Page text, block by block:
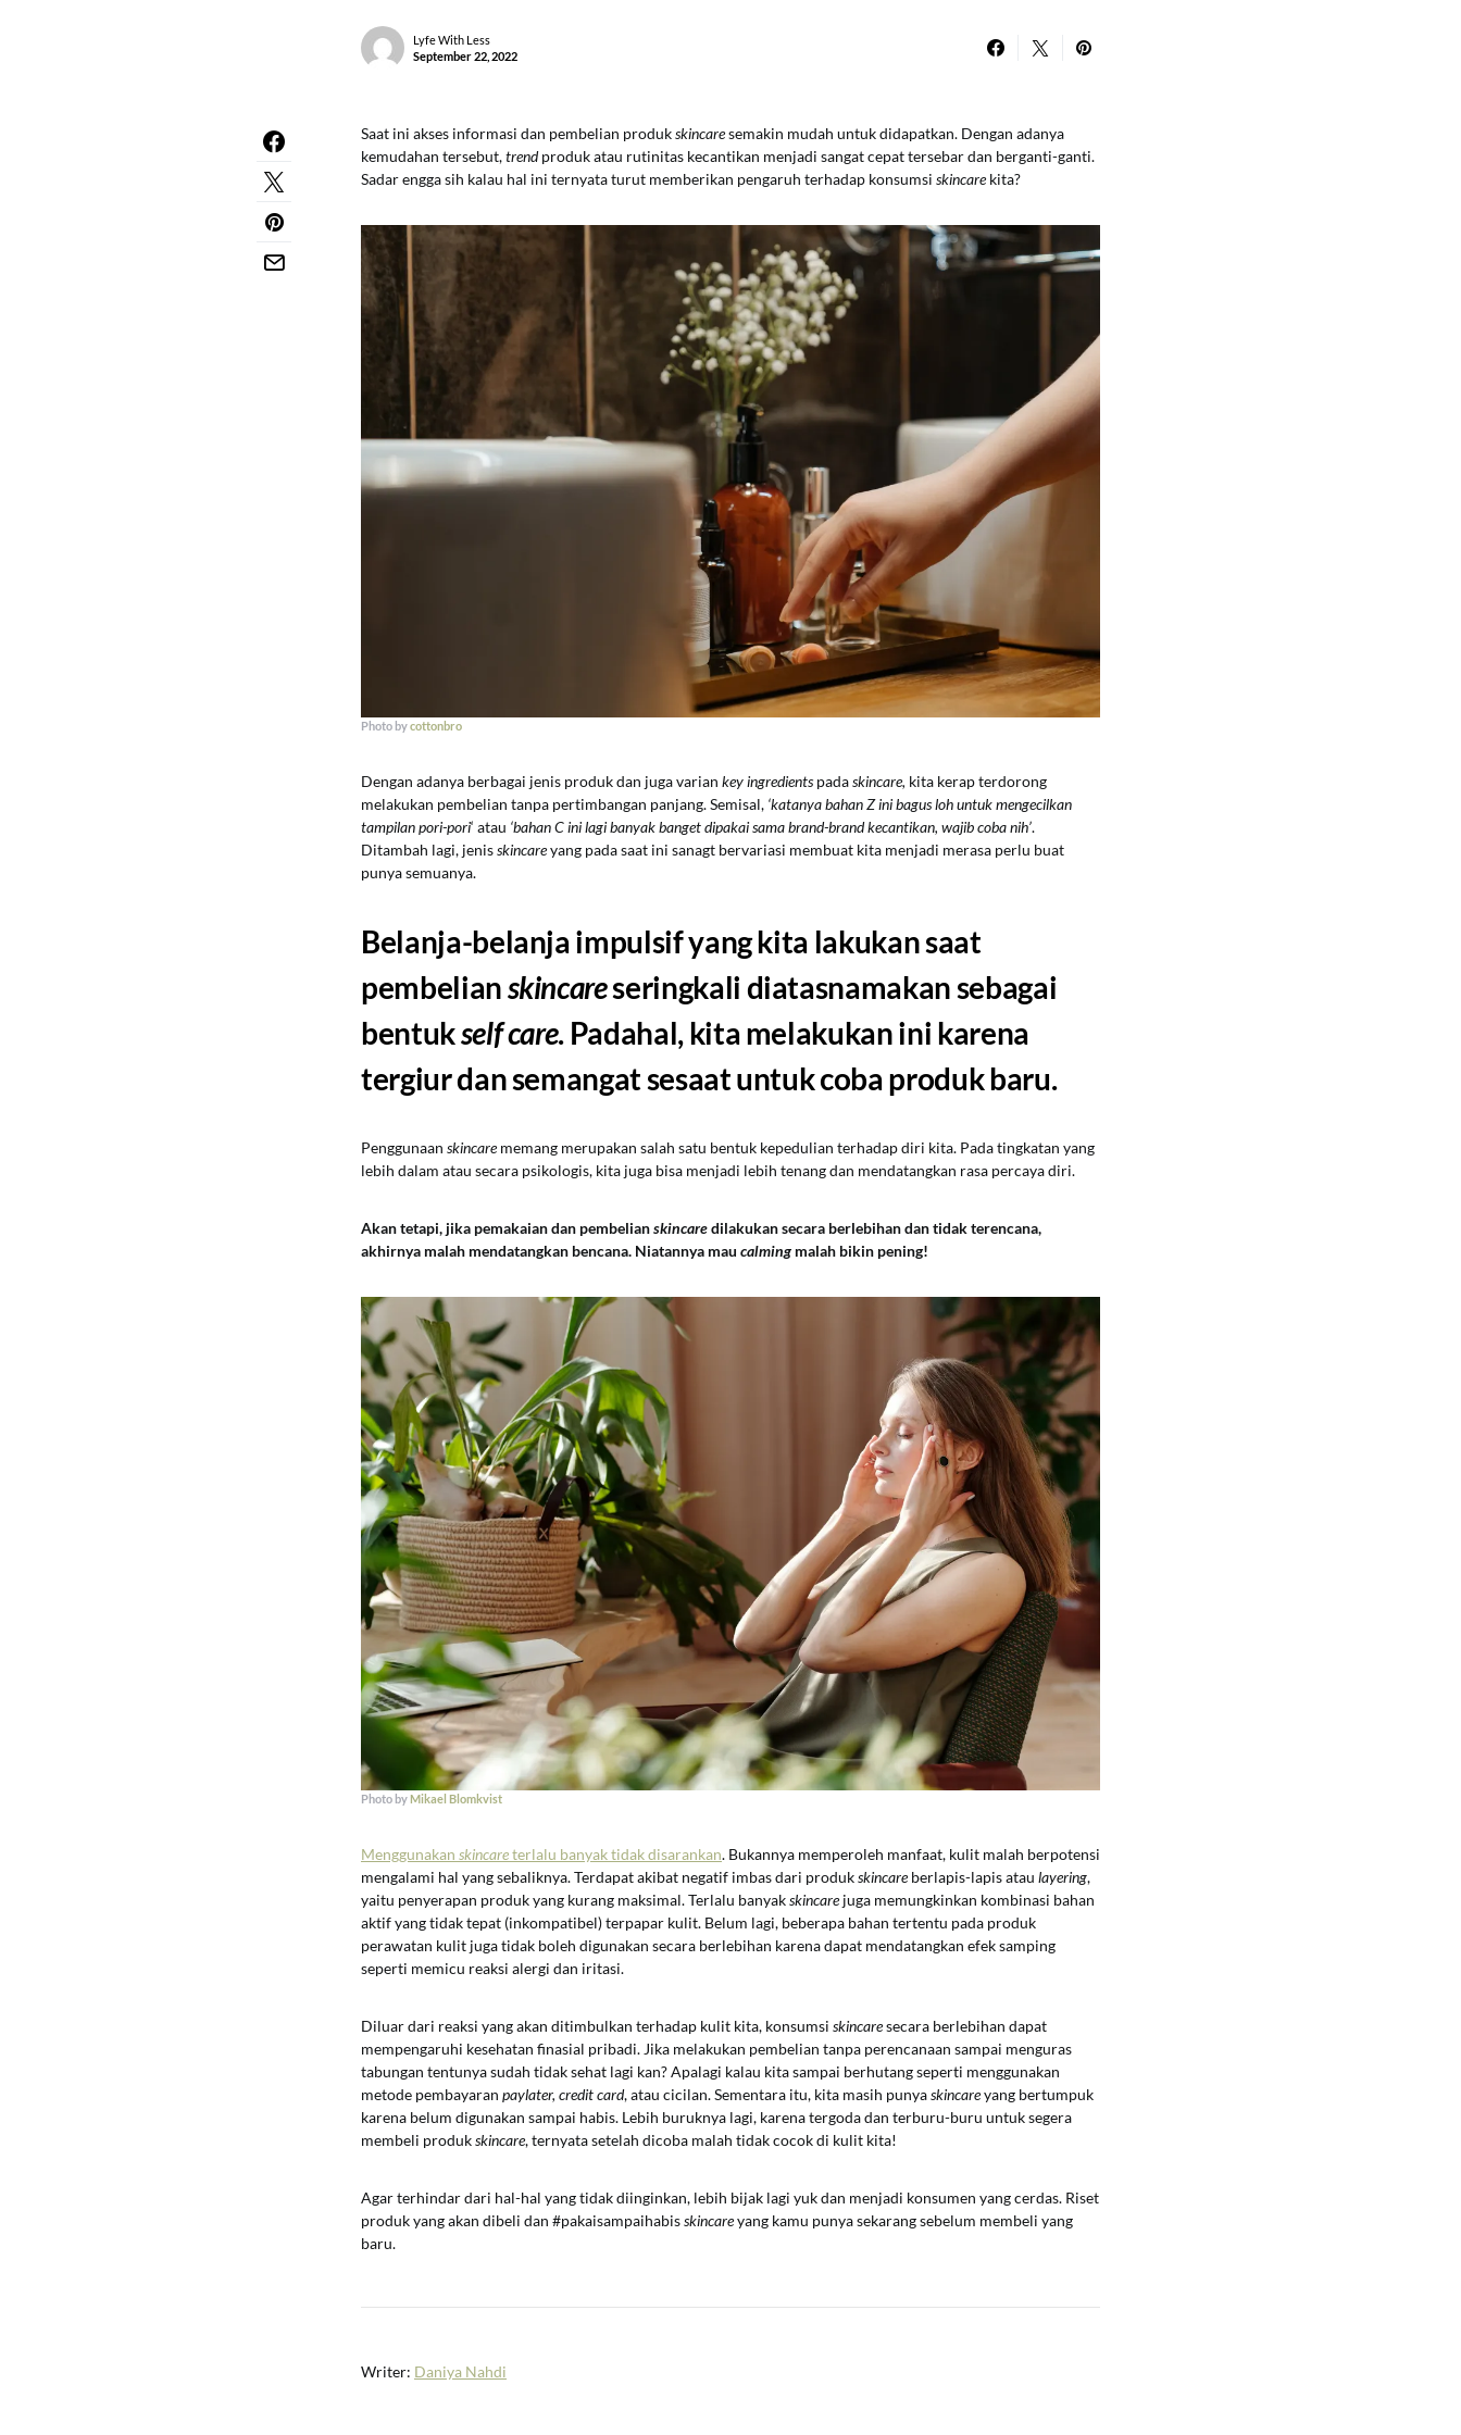
Lyfe With Less
September 22, 2022
Saat ini akses informasi dan pembelian produkskincaresemakin mudah untuk didapatkan. Dengan adanya
kemudahan tersebut,trendproduk atau rutinitas kecantikan menjadi sangat cepat tersebar dan berganti-ganti.
Sadar engga sih kalau hal ini ternyata turut memberikan pengaruh terhadap konsumsi skincarekita?
Photo bycottonbro
Dengan adanya berbagai jenis produk dan juga varian key ingredientspadaskincare, kita kerap terdorong
melakukan pembelian tanpa pertimbangan panjang. Semisal, ‘katanya bahan Z ini bagus loh untuk mengecilkan
tampilan pori-pori‘ atau ‘bahan C ini lagi banyak banget dipakai sama brand-brand kecantikan, wajib coba nih’.
Ditambah lagi, jenisskincareyang pada saat ini sanagt bervariasi membuat kita menjadi merasa perlu buat
punya semuanya.
Belanja-belanja impulsif yang kita lakukan saat
pembelianskincareseringkali diatasnamakan sebagai
bentukself care. Padahal, kita melakukan ini karena
tergiur dan semangat sesaat untuk coba produk baru.
Penggunaan skincarememang merupakan salah satu bentuk kepedulian terhadap diri kita. Pada tingkatan yang
lebih dalam atau secara psikologis, kita juga bisa menjadi lebih tenang dan mendatangkan rasa percaya diri.
Akan tetapi, jika pemakaian dan pembelianskincaredilakukan secara berlebihan dan tidak terencana,
akhirnya malah mendatangkan bencana. Niatannya mau calming malah bikin pening!
Photo byMikael Blomkvist
Menggunakan skincareterlalu banyak tidak disarankan. Bukannya memperoleh manfaat, kulit malah berpotensi
mengalami hal yang sebaliknya. Terdapat akibat negatif imbas dari produkskincareberlapis-lapis atau layering,
yaitu penyerapan produk yang kurang maksimal. Terlalu banyakskincarejuga memungkinkan kombinasi bahan
aktif yang tidak tepat (inkompatibel) terpapar kulit. Belum lagi, beberapa bahan tertentu pada produk
perawatan kulit juga tidak boleh digunakan secara berlebihan karena dapat mendatangkan efek samping
seperti memicu reaksi alergi dan iritasi.
Diluar dari reaksi yang akan ditimbulkan terhadap kulit kita, konsumsi skincaresecara berlebihan dapat
mempengaruhi kesehatan finasial pribadi. Jika melakukan pembelian tanpa perencanaan sampai menguras
tabungan tentunya sudah tidak sehat lagi kan? Apalagi kalau kita sampai berhutang seperti menggunakan
metode pembayaran paylater, credit card, atau cicilan. Sementara itu, kita masih punyaskincareyang bertumpuk
karena belum digunakan sampai habis. Lebih buruknya lagi, karena tergoda dan terburu-buru untuk segera
membeli produkskincare, ternyata setelah dicoba malah tidak cocok di kulit kita!
Agar terhindar dari hal-hal yang tidak diinginkan, lebih bijak lagi yuk dan menjadi konsumen yang cerdas. Riset
produk yang akan dibeli dan #pakaisampaihabisskincareyang kamu punya sekarang sebelum membeli yang
baru.
Writer: Daniya Nahdi